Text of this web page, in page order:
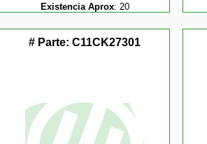
Existencia Aprox: 20
# Parte:C11CK27301